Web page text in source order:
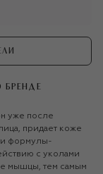
БРЕНДЕ
уже после
придает коже
формулы-
с уколами
мышцы, тем самым